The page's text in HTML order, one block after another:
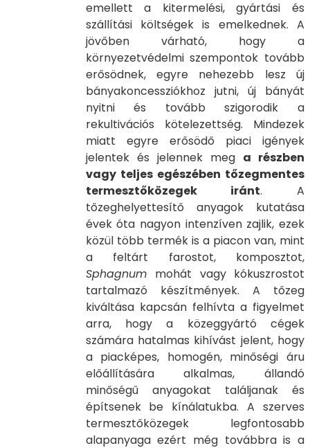
emellett a kitermelési, gyártási és
szállítási költségek is emelkednek. A
jövőben várható, hogy a
környezetvédelmi szempontok tovább
erősödnek, egyre nehezebb lesz új
bányakoncessziókhoz jutni, új bányát
nyitni és tovább szigorodik a
rekultivációs kötelezettség. Mindezek
miatt egyre erősödő piaci igények
jelentek és jelennek meg a részben
vagy teljes egészében tőzegmentes
termesztőközegek iránt. A
tőzeghelyettesítő anyagok kutatása
évek óta nagyon intenzíven zajlik, ezek
közül több termék is a piacon van, mint
a feltárt farostot, komposztot,
Sphagnum mohát vagy kókuszrostot
tartalmazó készítmények. A tőzeg
kiváltása kapcsán felhívta a figyelmet
arra, hogy a közeggyártó cégek
számára hatalmas kihívást jelent, hogy
a piacképes, homogén, minőségi áru
előállítására alkalmas, állandó
minőségű anyagokat találjanak és
építsenek be kínálatukba. A szerves
termesztőközegek legfontosabb
alapanyaga ezért még továbbra is a